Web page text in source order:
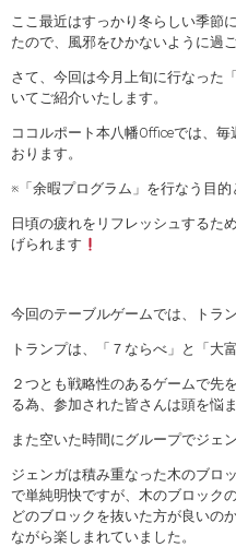
ここ最近はすっかり冬らしい季節
たので、風邪をひかないように過
さて、今回は今月上旬に行なった
いてご紹介いたします。
ココルポート本八幡Officeでは、
おります。
※「余暇プログラム」を行なう目的
日頃の疲れをリフレッシュするた
げられます
今回のテーブルゲームでは、トラ
トランプは、「７ならべ」と「大
２つとも戦略性のあるゲームで先
る為、参加された皆さんは頭を悩
また空いた時間にグループでジェ
ジェンガは積み重なった木のブロ
で単純明快ですが、木のブロック
どのブロックを抜いた方が良いの
ながら楽しまれていました。